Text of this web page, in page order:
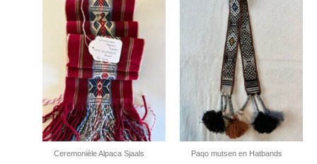
Ceremoniële Alpaca Sjaals Paqo mutsen en Hatbands